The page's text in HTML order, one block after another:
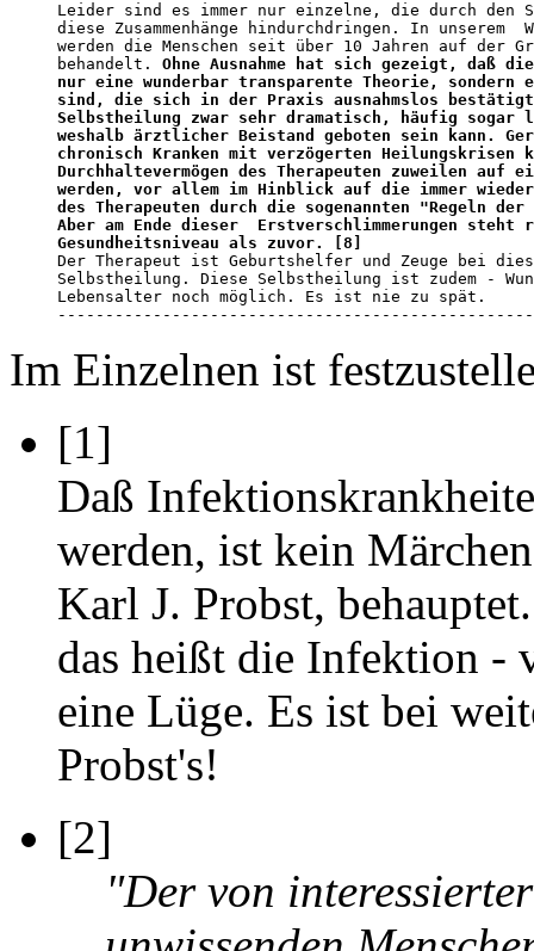
Leider sind es immer nur einzelne, die durch den
diese Zusammenhänge hindurchdringen. In unserem
werden die Menschen seit über 10 Jahren auf der
behandelt. Ohne Ausnahme hat sich gezeigt, daß
nur eine wunderbar transparente Theorie,
sind, die sich in der Praxis ausnahmslos
Selbstheilung zwar sehr dramatisch, häufig sogar
weshalb ärztlicher Beistand geboten sein kann.
chronisch Kranken mit verzögerten Heilungskrisen
Durchhaltevermögen des Therapeuten zuweilen
werden, vor allem im Hinblick auf die immer
des Therapeuten durch die sogenannten "Regeln
Aber am Ende dieser  Erstverschlimmerungen steht
Gesundheitsniveau als zuvor. [8]
Der Therapeut ist Geburtshelfer und Zeuge bei
Selbstheilung. Diese Selbstheilung ist zudem -
Lebensalter noch möglich. Es ist nie zu spät.
Im Einzelnen ist
[1]
Daß
werden, ist kein
Karl J. Probst,
das heißt die Infektion -
eine Lüge. Es ist bei
Probst's!
[2]
"Der von